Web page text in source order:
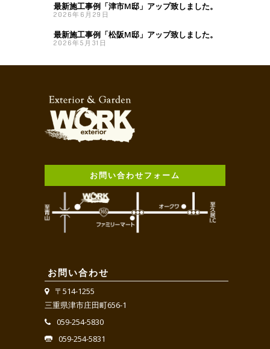
最新施工事例「津市M邸」アップ致しました。
2026年6月29日
最新施工事例「松阪M邸」アップ致しました。
2026年5月31日
お問い合わせフォーム
お問い合わせ
〒514-1255
三重県津市庄田町656-1
059-254-5830
059-254-5831